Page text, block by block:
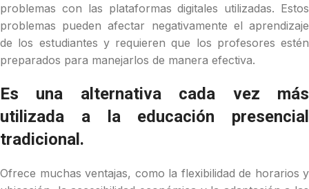
problemas con las plataformas digitales utilizadas. Estos
problemas pueden afectar negativamente el aprendizaje
de los estudiantes y requieren que los profesores estén
preparados para manejarlos de manera efectiva.
Es una alternativa cada vez más
utilizada a la educación presencial
tradicional.
Ofrece muchas ventajas, como la flexibilidad de horarios y